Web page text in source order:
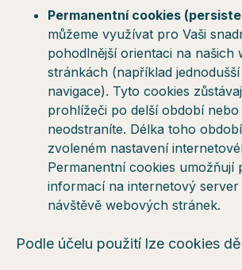
Permanentní cookies
můžeme využívat pro Vaši
pohodlnější orientaci na našich
stránkách (například
navigace). Tyto cookies
prohlížeči po delší období
neodstraníte. Délka toho
zvoleném nastavení
Permanentní cookies umožňují
informací na internetový server
návštěvě webových stránek.
Podle účelu použití lze cookies